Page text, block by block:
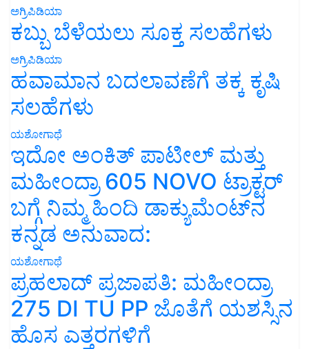
ಅಗ್ರಿಪಿಡಿಯಾ
ಕಬ್ಬು ಬೆಳೆಯಲು ಸೂಕ್ತ ಸಲಹೆಗಳು
ಅಗ್ರಿಪಿಡಿಯಾ
ಹವಾಮಾನ ಬದಲಾವಣೆಗೆ ತಕ್ಕ ಕೃಷಿ
ಸಲಹೆಗಳು
ಯಶೋಗಾಥೆ
ಇದೋ ಅಂಕಿತ್ ಪಾಟೀಲ್ ಮತ್ತು
ಮಹೀಂದ್ರಾ 605 NOVO ಟ್ರಾಕ್ಟರ್
ಬಗ್ಗೆ ನಿಮ್ಮ ಹಿಂದಿ ಡಾಕ್ಯುಮೆಂಟ್‌ನ
ಕನ್ನಡ ಅನುವಾದ:
ಯಶೋಗಾಥೆ
ಪ್ರಹಲಾದ್ ಪ್ರಜಾಪತಿ: ಮಹೀಂದ್ರಾ
275 DI TU PP ಜೊತೆಗೆ ಯಶಸ್ಸಿನ
ಹೊಸ ಎತ್ತರಗಳಿಗೆ